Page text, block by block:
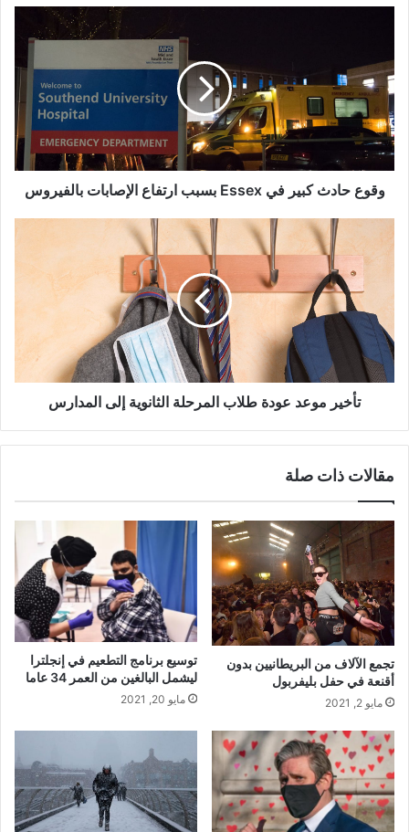
في
Essex
بسبب
ارتفاع
الإصابات
بالفيروس
وقوع حادث كبير في Essex بسبب ارتفاع الإصابات بالفيروس
موعد
عودة
المرحلة
الثانوية
إلى
المدارس
تأخير موعد عودة طلاب المرحلة الثانوية إلى المدارس
مقالات ذات صلة
تجمع الآلاف من البريطانيين بدون
أقنعة في حفل بليفربول
مايو 2, 2021
توسيع برنامج التطعيم في إنجلترا
ليشمل البالغين من العمر 34 عاما
مايو 20, 2021